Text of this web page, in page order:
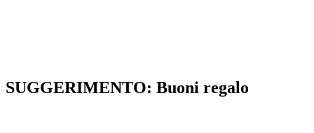
SUGGERIMENTO: Buoni regalo